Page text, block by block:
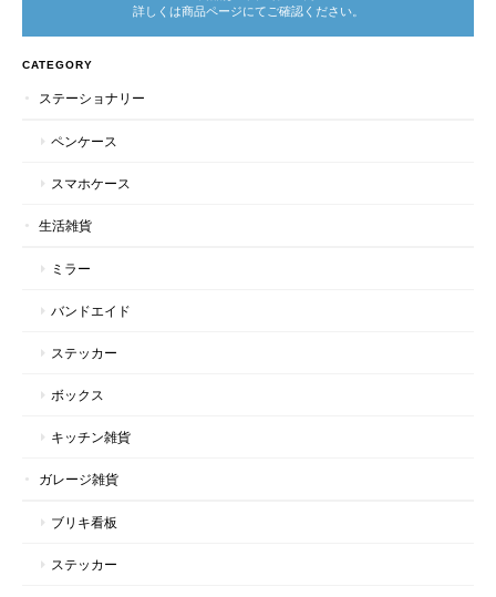
詳しくは商品ページにてご確認ください。
CATEGORY
ステーショナリー
ペンケース
スマホケース
生活雑貨
ミラー
バンドエイド
ステッカー
ボックス
キッチン雑貨
ガレージ雑貨
ブリキ看板
ステッカー